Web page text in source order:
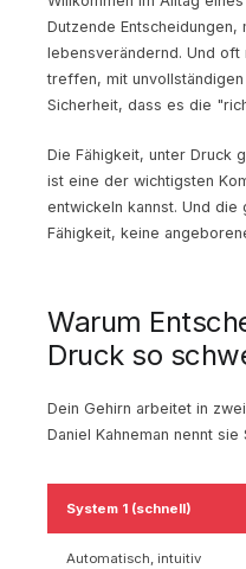
Dutzende Entscheidungen,
lebensverändernd. Und
treffen, mit
Sicherheit, dass es die
Die Fähigkeit, unter Druck
ist eine der wichtigsten
entwickeln kannst. Und die
Fähigkeit, keine
Warum
Druck so
Dein Gehirn arbeitet in
Daniel Kahneman nennt sie
System 1 (schnell)
Automatisch, intuitiv